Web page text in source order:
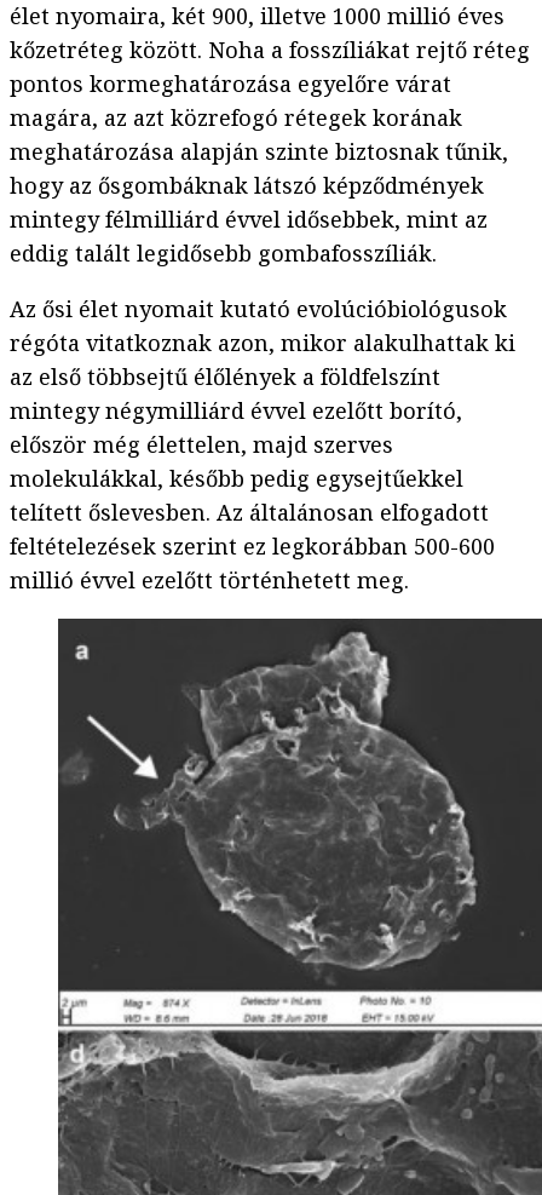
élet nyomaira, két 900, illetve 1000 millió éves
kőzetréteg között. Noha a fosszíliákat rejtő réteg
pontos kormeghatározása egyelőre várat
magára, az azt közrefogó rétegek korának
meghatározása alapján szinte biztosnak tűnik,
hogy az ősgombáknak látszó képződmények
mintegy félmilliárd évvel idősebbek, mint az
eddig talált legidősebb gombafosszíliák.
Az ősi élet nyomait kutató evolúcióbiológusok
régóta vitatkoznak azon, mikor alakulhattak ki
az első többsejtű élőlények a földfelszínt
mintegy négymilliárd évvel ezelőtt borító,
először még élettelen, majd szerves
molekulákkal, később pedig egysejtűekkel
telített őslevesben. Az általánosan elfogadott
feltételezések szerint ez legkorábban 500-600
millió évvel ezelőtt történhetett meg.